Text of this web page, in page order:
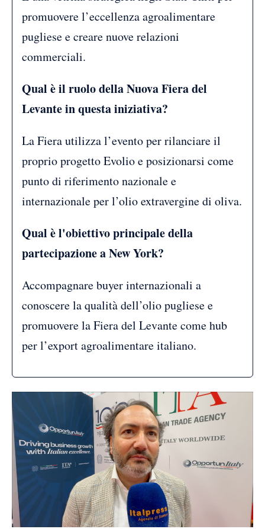
promuovere l’eccellenza agroalimentare
pugliese e creare nuove relazioni
commerciali.
Qual è il ruolo della Nuova Fiera del
Levante in questa iniziativa?
La Fiera utilizza l’evento per rilanciare il
proprio progetto Evolio e posizionarsi come
punto di riferimento nazionale e
internazionale per l’olio extravergine di oliva.
Qual è l'obiettivo principale della
partecipazione a New York?
Accompagnare buyer internazionali a
conoscere la qualità dell’olio pugliese e
promuovere la Fiera del Levante come hub
per l’export agroalimentare italiano.